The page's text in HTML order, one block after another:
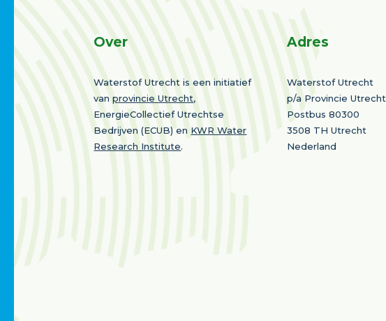
Over
Waterstof Utrecht is een initiatief
vanprovincie Utrecht,
EnergieCollectief Utrechtse
Bedrijven (ECUB) en KWR Water
Research Institute.
Adres
Waterstof Utrecht
p/a Provincie Utrecht
Postbus 80300
3508 TH Utrecht
Nederland